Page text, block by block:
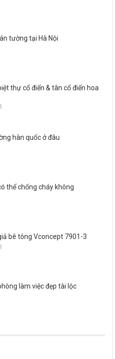
tường tại Hà Nội
thự cổ điển & tân cổ điển hoa
hàn quốc ở đâu
thể chống cháy không
bê tông Vconcept 7901-3
làm việc đẹp tài lộc